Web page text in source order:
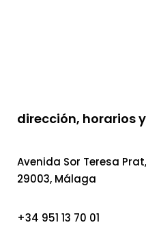
dirección, horarios
Avenida Sor Teresa
29003, Málaga
+34 951 13 70 01